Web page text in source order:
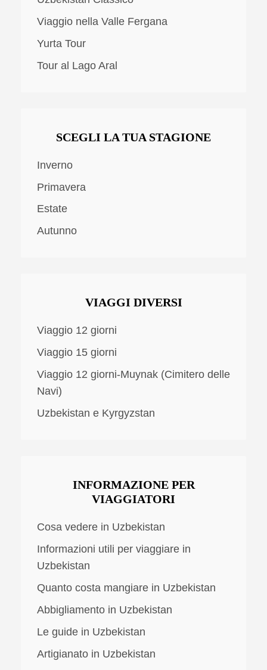
Viaggio nella Valle Fergana
Yurta Tour
Tour al Lago Aral
SCEGLI LA TUA STAGIONE
Inverno
Primavera
Estate
Autunno
VIAGGI DIVERSI
Viaggio 12 giorni
Viaggio 15 giorni
Viaggio 12 giorni-Muynak (Cimitero delle
Navi)
Uzbekistan e Kyrgyzstan
INFORMAZIONE PER
VIAGGIATORI
Cosa vedere in Uzbekistan
Informazioni utili per viaggiare in
Uzbekistan
Quanto costa mangiare in Uzbekistan
Abbigliamento in Uzbekistan
Le guide in Uzbekistan
Artigianato in Uzbekistan